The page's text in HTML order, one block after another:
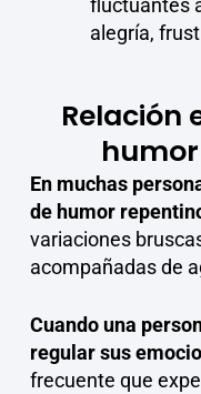
fluctuantes
alegría,
Relación
En muchas
de humor
variaciones
acompañadas de
Cuando una
regular sus
frecuente que